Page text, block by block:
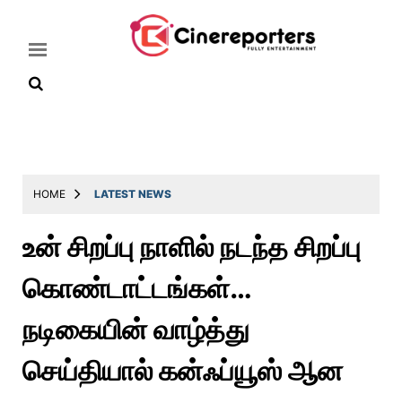
Latest
Throwback
Television
Photos
Story
HOME LATEST NEWS
உன் சிறப்பு நாளில் நடந்த சிறப்பு
கொண்டாட்டங்கள்…
நடிகையின் வாழ்த்து
செய்தியால் கன்ஃப்யூஸ் ஆன